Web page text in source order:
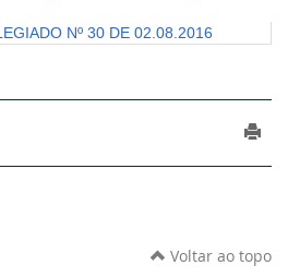
Nº 30 DE 02.08.2016
Voltar ao topo